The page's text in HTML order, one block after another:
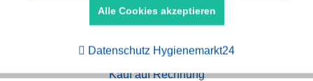
Kauf auf Rechnung
Aktiv
Alle Cookies akzeptieren
Datenschutz Hygienemarkt24